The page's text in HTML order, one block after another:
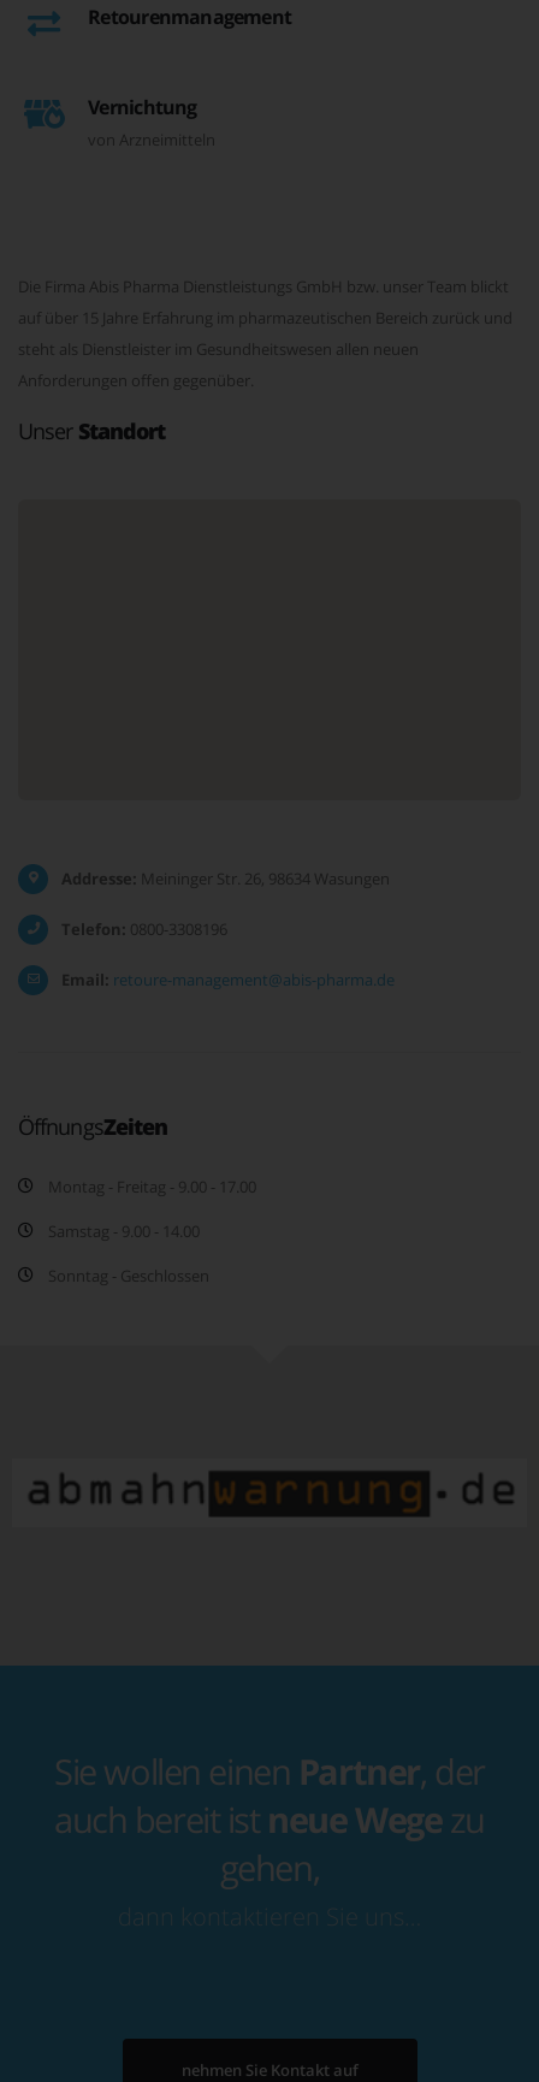
Retourenmanagement
Vernichtung
von Arzneimitteln
Die Firma Abis Pharma Dienstleistungs GmbH bzw. unser Team blickt
auf über 15 Jahre Erfahrung im pharmazeutischen Bereich zurück und
steht als Dienstleister im Gesundheitswesen allen neuen
Anforderungen offen gegenüber.
Unser Standort
Addresse: Meininger Str. 26, 98634 Wasungen
Telefon: 0800-3308196
Email: retoure-management@abis-pharma.de
ÖffnungsZeiten
Montag - Freitag - 9.00 - 17.00
Samstag - 9.00 - 14.00
Sonntag - Geschlossen
Sie wollen einen Partner, der
auch bereit ist neue Wegezu
gehen,
dann kontaktieren Sie uns…
nehmen Sie Kontakt auf